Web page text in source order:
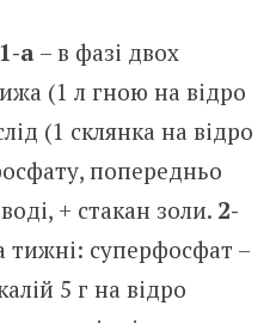
1-а – в фазі двох
(1 л гною на відро
(1 склянка на відро
попередньо
+ стакан золи. 2-
тижні: суперфосфат –
5 г на відро